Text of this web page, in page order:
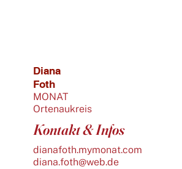
Diana
Foth
MONAT
Ortenaukreis
Kontakt & Infos
dianafoth.mymonat.com
diana.foth@web.de